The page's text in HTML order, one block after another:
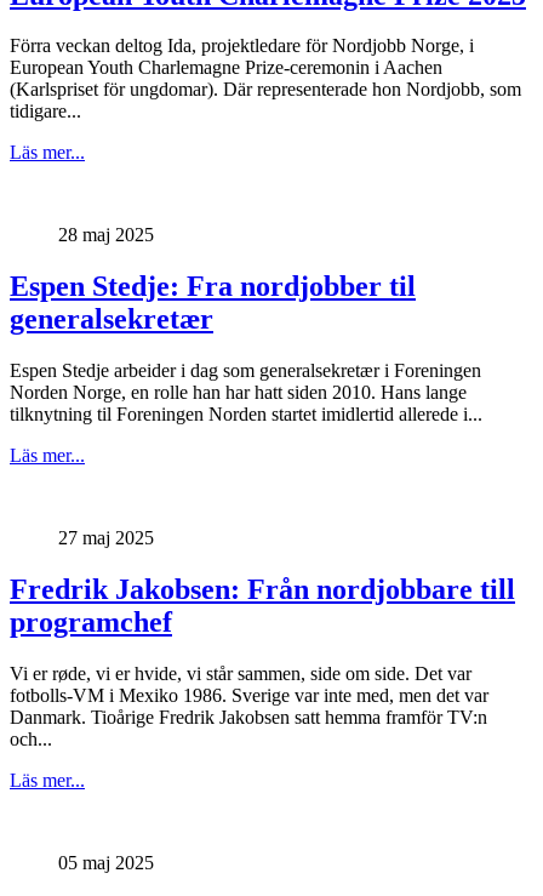
Förra veckan deltog Ida, projektledare för Nordjobb Norge, i
European Youth Charlemagne Prize-ceremonin i Aachen
(Karlspriset för ungdomar). Där representerade hon Nordjobb, som
tidigare...
Läs mer...
28 maj 2025
Espen Stedje: Fra nordjobber til
generalsekretær
Espen Stedje arbeider i dag som generalsekretær i Foreningen
Norden Norge, en rolle han har hatt siden 2010. Hans lange
tilknytning til Foreningen Norden startet imidlertid allerede i...
Läs mer...
27 maj 2025
Fredrik Jakobsen: Från nordjobbare till
programchef
Vi er røde, vi er hvide, vi står sammen, side om side. Det var
fotbolls-VM i Mexiko 1986. Sverige var inte med, men det var
Danmark. Tioårige Fredrik Jakobsen satt hemma framför TV:n
och...
Läs mer...
05 maj 2025